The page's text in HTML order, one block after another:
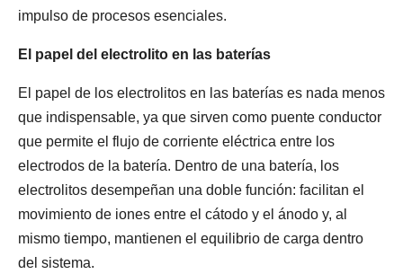
impulso de procesos esenciales.
El papel del electrolito en las baterías
El papel de los electrolitos en las baterías es nada menos
que indispensable, ya que sirven como puente conductor
que permite el flujo de corriente eléctrica entre los
electrodos de la batería. Dentro de una batería, los
electrolitos desempeñan una doble función: facilitan el
movimiento de iones entre el cátodo y el ánodo y, al
mismo tiempo, mantienen el equilibrio de carga dentro
del sistema.